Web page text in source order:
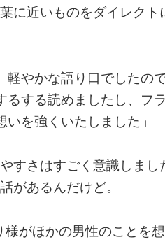
に近いものをダイレクト
軽やかな語り口でしたの
する読めましたし、フラ
を強くいたしました」
すさはすごく意識しまし
があるんだけど。
がほかの男性のことを